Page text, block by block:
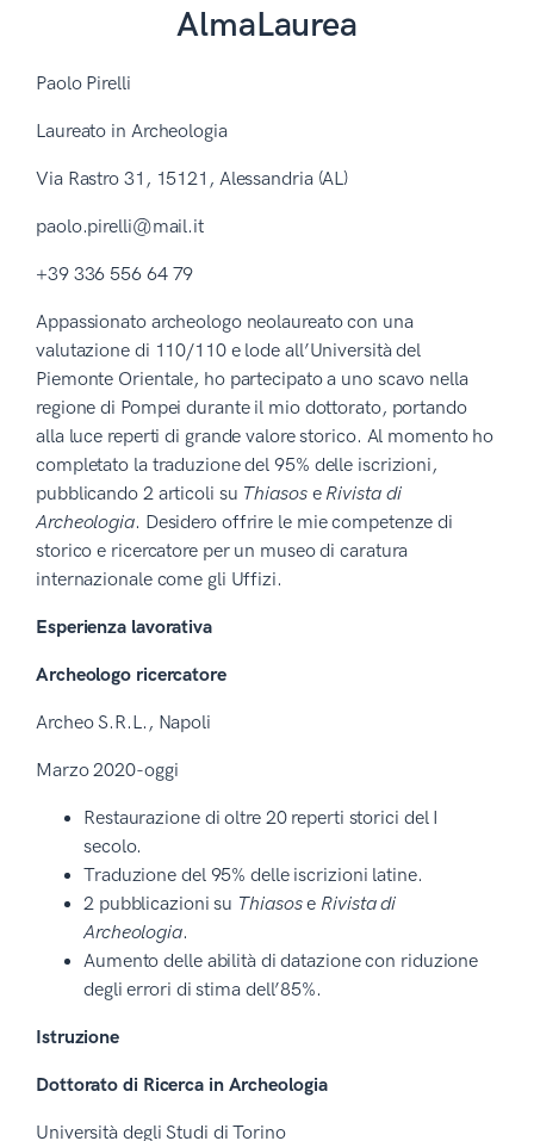
AlmaLaurea
Paolo Pirelli
Laureato in Archeologia
Via Rastro 31, 15121, Alessandria (AL)
paolo.pirelli@mail.it
+39 336 556 64 79
Appassionato archeologo neolaureato con una
valutazione di 110/110 e lode all’Università del
Piemonte Orientale, ho partecipato a uno scavo nella
regione di Pompei durante il mio dottorato, portando
alla luce reperti di grande valore storico. Al momento ho
completato la traduzione del 95% delle iscrizioni,
pubblicando 2 articoli su ThiasoseRivista di
Archeologia. Desidero offrire le mie competenze di
storico e ricercatore per un museo di caratura
internazionale come gli Uffizi.
Esperienza lavorativa
Archeologo ricercatore
Archeo S.R.L., Napoli
Marzo 2020-oggi
Restaurazione di oltre 20 reperti storici del I
secolo.
Traduzione del 95% delle iscrizioni latine.
2 pubblicazioni su Thiasose Rivista di
Archeologia.
Aumento delle abilità di datazione con riduzione
degli errori di stima dell’85%.
Istruzione
Dottorato di Ricerca in Archeologia
Università degli Studi di Torino